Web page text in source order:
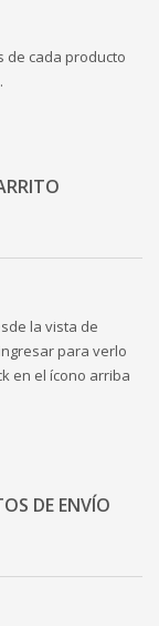
de cada producto
la vista de
para verlo
en el ícono arriba
DE ENVÍO